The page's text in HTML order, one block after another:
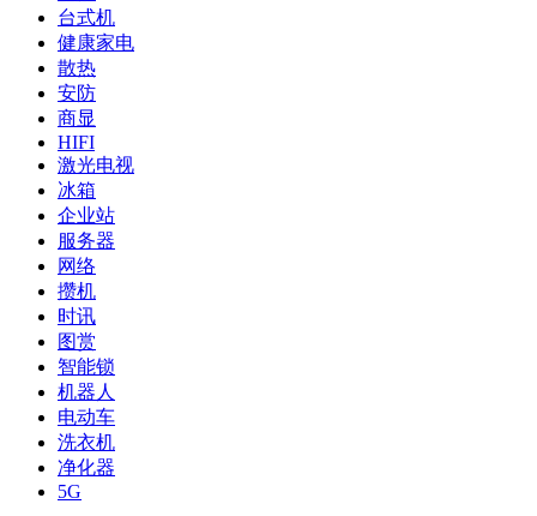
台式机
健康家电
散热
安防
商显
HIFI
激光电视
冰箱
企业站
服务器
网络
攒机
时讯
图赏
智能锁
机器人
电动车
洗衣机
净化器
5G